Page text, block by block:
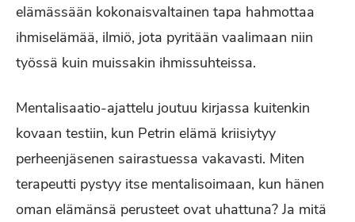
elämässään kokonaisvaltainen tapa hahmottaa
ihmiselämää, ilmiö, jota pyritään vaalimaan niin
työssä kuin muissakin ihmissuhteissa.
Mentalisaatio-ajattelu joutuu kirjassa kuitenkin
kovaan testiin, kun Petrin elämä kriisiytyy
perheenjäsenen sairastuessa vakavasti. Miten
terapeutti pystyy itse mentalisoimaan, kun hänen
oman elämänsä perusteet ovat uhattuna? Ja mitä